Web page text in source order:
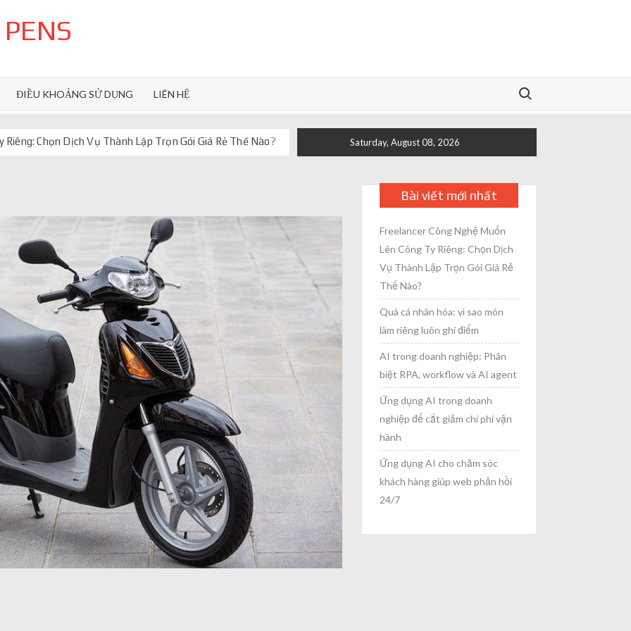
ĐIỀU KHOẢNG SỬ DỤNG LIÊN HỆ
Search for:
Chọn Dịch Vụ Thành Lập Trọn Gói Giá Rẻ Thế Nào?
và AI agent
web phản hồi 24/7
thống ra sao
Saturday, August 08, 2026
Bài viết mới nhất
Freelancer Công Nghệ Muốn
Lên Công Ty Riêng: Chọn Dịch
Vụ Thành Lập Trọn Gói Giá Rẻ
Thế Nào?
Quà cá nhân hóa: vì sao món
làm riêng luôn ghi điểm
AI trong doanh nghiệp: Phân
biệt RPA, workflow và AI agent
Ứng dụng AI trong doanh
nghiệp để cắt giảm chi phí vận
hành
Ứng dụng AI cho chăm sóc
khách hàng giúp web phản hồi
24/7